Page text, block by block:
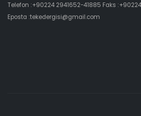
Telefon :+90224 2941652-41885 Faks
Eposta :tekedergisi@gmail.com